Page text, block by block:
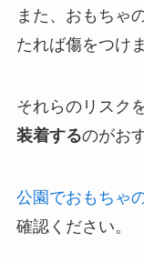
また、おもちゃ
たれば傷をつけま
それらのリスク
装着するのがお
公園でおもちゃ
確認ください。